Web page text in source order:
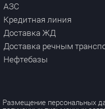
АЗС
Кредитная линия
Доставка ЖД
Доставка речным
Нефтебазы
Размещение персональных